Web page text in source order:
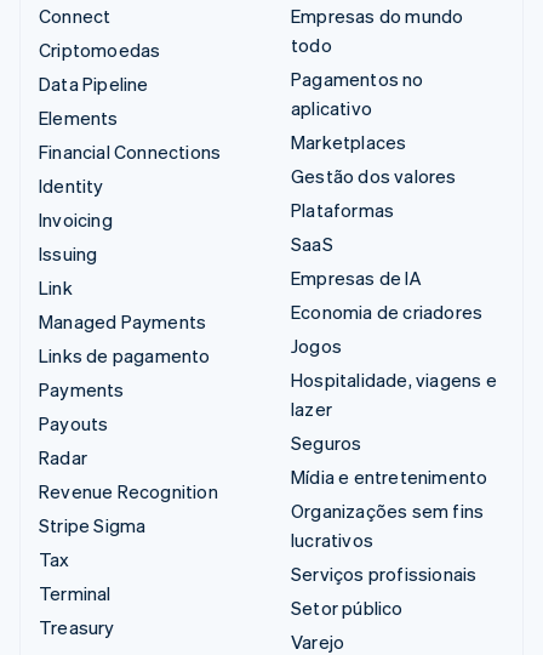
Connect
Criptomoedas
Data Pipeline
Elements
Financial Connections
Identity
Invoicing
Issuing
Link
Managed Payments
Links de pagamento
Payments
Payouts
Radar
Revenue Recognition
Stripe Sigma
Tax
Terminal
Treasury
Empresas do mundo
todo
Pagamentos no
aplicativo
Marketplaces
Gestão dos valores
Plataformas
SaaS
Empresas de IA
Economia de criadores
Jogos
Hospitalidade, viagens e
lazer
Seguros
Mídia e entretenimento
Organizações sem fins
lucrativos
Serviços profissionais
Setor público
Varejo